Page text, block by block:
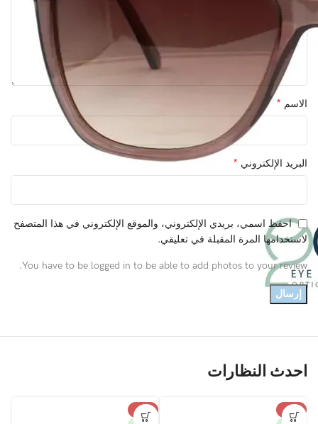
الاسم *
البريد الإلكتروني *
احفظ اسمي، بريدي الإلكتروني، والموقع الإلكتروني في هذا المتصفح
لاستخدامها المرة المقبلة في تعليقي.
You have to be logged in to be able to add photos to your review.
احدث النظارات
-43%
-43%